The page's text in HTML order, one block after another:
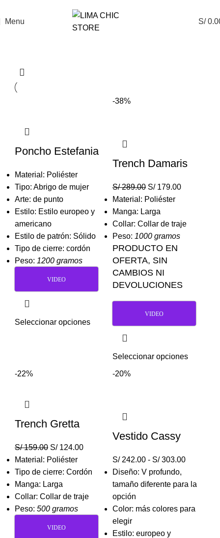
Menu S/
Poncho Estefania
Material: Poliéster
Tipo: Abrigo de mujer
Arte: de punto
Estilo: Estilo europeo y
americano
Estilo de patrón: Sólido
Tipo de cierre: cordón
Peso: 1200 gramos
VIDEO
Seleccionar opciones
-38%
Trench Damaris
S/289.00 S/179.00
Material: Poliéster
Manga: Larga
Collar: Collar de traje
Peso: 1000 gramos
PRODUCTO EN
OFERTA, SIN
CAMBIOS NI
DEVOLUCIONES
VIDEO
Seleccionar opciones
-22%
Trench Gretta
S/159.00 S/124.00
Material: Poliéster
Tipo de cierre: Cordón
Manga: Larga
Collar: Collar de traje
Peso: 500 gramos
VIDEO
-20%
Vestido Cassy
S/242.00 - S/303.00
Diseño: V profundo,
tamaño diferente para la
opción
Color: más colores para
elegir
Estilo: europeo y